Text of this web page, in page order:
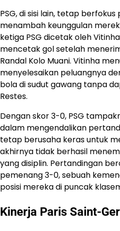
PSG, di sisi lain, tetap
menambah keunggulan
ketiga PSG dicetak oleh
mencetak gol setelah
Randal Kolo Muani. Vitinha
menyelesaikan peluangnya
bola di sudut gawang tanpa
Restes.
Dengan skor 3-0, PSG
dalam mengendalikan
tetap berusaha keras untuk
akhirnya tidak berhasil
yang disiplin. ​Pertandingan
pemenang 3-0, sebuah
posisi mereka di puncak
Kinerja Paris Saint-